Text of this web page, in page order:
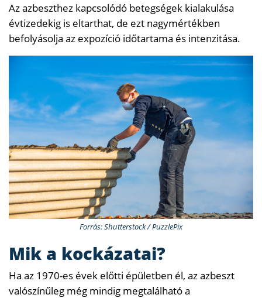
Az azbeszthez kapcsolódó betegségek kialakulása
évtizedekig is eltarthat, de ezt nagymértékben
befolyásolja az expozíció időtartama és intenzitása.
Forrás: Shutterstock / PuzzlePix
Mik a kockázatai?
Ha az 1970-es évek előtti épületben él, az azbeszt
valószínűleg még mindig megtalálható a